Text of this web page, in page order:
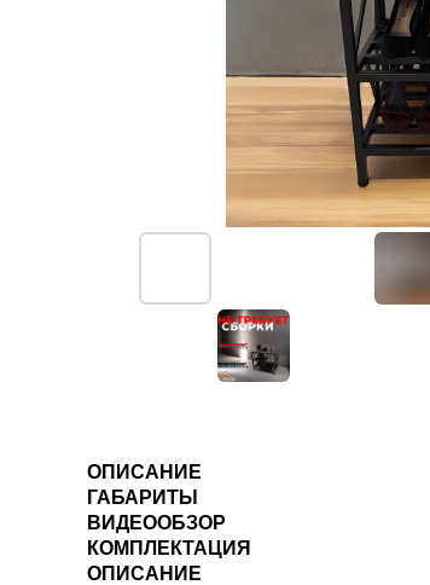
ОПИСАНИЕ
ГАБАРИТЫ
ВИДЕООБЗОР
КОМПЛЕКТАЦИЯ
ОПИСАНИЕ